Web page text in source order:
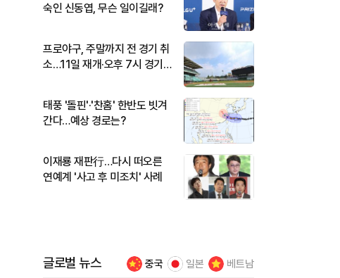
숙인 신동엽, 무슨 일이길래?
프로야구, 주말까지 전 경기 취
소…11일 재개·오후 7시 경기
태풍 '돌핀'·'찬홈' 한반도 빗겨
간다…예상 경로는?
이재룡 재판行…다시 떠오른
연예계 '사고 후 미조치' 사례
글로벌 뉴스 중국 일본 베트남